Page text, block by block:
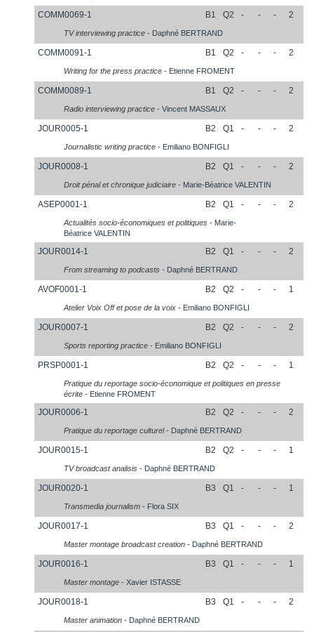
COMM0069-1 B1 Q2 - - - 2
TV interviewing practice - Daphné BERTRAND
COMM0091-1 B1 Q2 - - - 2
Writing for the press practice - Etienne FROMENT
COMM0089-1 B1 Q2 - - - 2
Radio interviewing practice - Vincent MASSAUX
JOUR0005-1 B2 Q1 - - - 2
Journalistic writing practice - Emiliano BONFIGLI
JOUR0008-1 B2 Q1 - - - 2
Droit pénal et chronique judiciaire - Marie-Béatrice VALENTIN
ASEP0001-1 B2 Q1 - - - 2
Actualités socio-économiques et politiques - Marie-
Béatrice VALENTIN
JOUR0014-1 B2 Q1 - - - 2
From streaming to podcasts - Daphné BERTRAND
AVOF0001-1 B2 Q2 - - - 1
Atelier Voix Off et pose de la voix - Emiliano BONFIGLI
JOUR0007-1 B2 Q2 - - - 2
Sports reporting practice - Emiliano BONFIGLI
PRSP0001-1 B2 Q2 - - - 1
Pratique du reportage socio-économique et politiques en presse
écrite - Etienne FROMENT
JOUR0006-1 B2 Q2 - - - 2
Pratique du reportage culturel- Daphné BERTRAND
JOUR0015-1 B2 Q2 - - - 1
TV broadcast analisis - Daphné BERTRAND
JOUR0020-1 B3 Q1 - - - 1
Transmedia journalism - Flora SIX
JOUR0017-1 B3 Q1 - - - 2
Master montage broadcast creation - Daphné BERTRAND
JOUR0016-1 B3 Q1 - - - 1
Master montage - Xavier ISTASSE
JOUR0018-1 B3 Q1 - - - 2
Master animation - Daphné BERTRAND